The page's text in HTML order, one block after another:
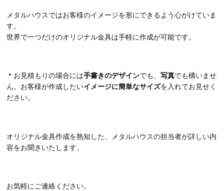
メタルハウスではお客様のイメージを形にできるよう心がけていま
す。
世界で一つだけのオリジナル金具は手軽に作成が可能です。
＊お見積もりの場合には手書きのデザインでも、写真でも構いませ
ん。お客様が作成したいイメージに簡単なサイズを入れてお見せく
ださい。
オリジナル金具作成を熟知した、メタルハウスの担当者が詳しい内
容をお聞きいたします。
お気軽にご連絡ください。